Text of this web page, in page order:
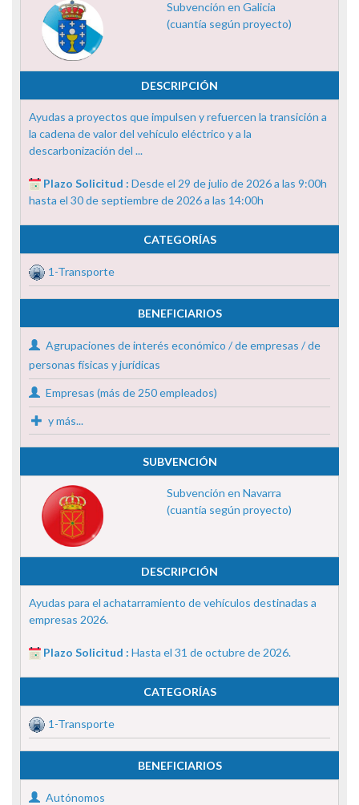
Subvención en Galicia
(cuantía según proyecto)
DESCRIPCIÓN
Ayudas a proyectos que impulsen y refuercen la transición a
la cadena de valor del vehículo eléctrico y a la
descarbonización del ...
Plazo Solicitud : Desde el 29 de julio de 2026 a las 9:00h
hasta el 30 de septiembre de 2026 a las 14:00h
CATEGORÍAS
1-Transporte
BENEFICIARIOS
Agrupaciones de interés económico / de empresas / de
personas físicas y jurídicas
Empresas (más de 250 empleados)
y más...
SUBVENCIÓN
Subvención en Navarra
(cuantía según proyecto)
DESCRIPCIÓN
Ayudas para el achatarramiento de vehículos destinadas a
empresas 2026.
Plazo Solicitud : Hasta el 31 de octubre de 2026.
CATEGORÍAS
1-Transporte
BENEFICIARIOS
Autónomos